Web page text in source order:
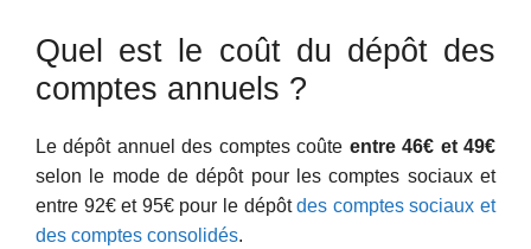
Quel est le coût du dépôt des
comptes annuels ?
Le dépôt annuel des comptes coûte entre 46€ et 49€
selon le mode de dépôt pour les comptes sociaux et
entre 92€ et 95€ pour le dépôtdes comptes sociaux et
des comptes consolidés.